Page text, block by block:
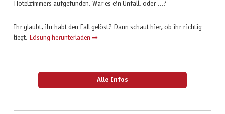
Hotelzimmers aufgefunden. War es ein Unfall, oder ...?
Ihr glaubt, ihr habt den Fall gelöst? Dann schaut hier, ob ihr richtig
liegt. Lösung herunterladen ➡
Alle Infos